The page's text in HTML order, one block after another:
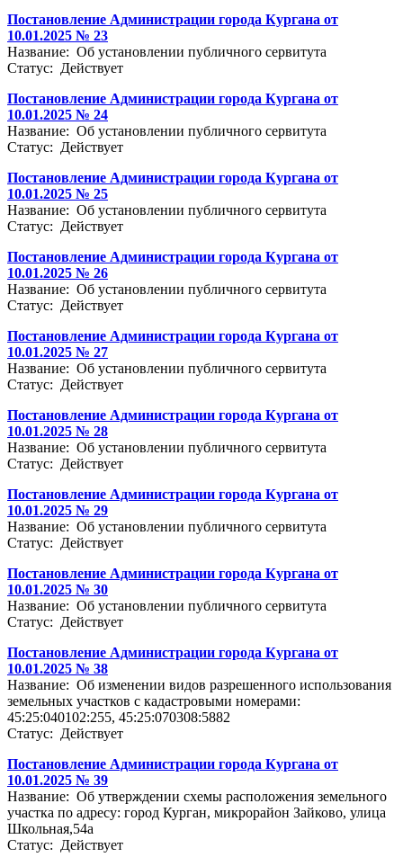
Постановление Администрации города Кургана от
10.01.2025 № 23
Название: Об установлении публичного сервитута
Статус: Действует
Постановление Администрации города Кургана от
10.01.2025 № 24
Название: Об установлении публичного сервитута
Статус: Действует
Постановление Администрации города Кургана от
10.01.2025 № 25
Название: Об установлении публичного сервитута
Статус: Действует
Постановление Администрации города Кургана от
10.01.2025 № 26
Название: Об установлении публичного сервитута
Статус: Действует
Постановление Администрации города Кургана от
10.01.2025 № 27
Название: Об установлении публичного сервитута
Статус: Действует
Постановление Администрации города Кургана от
10.01.2025 № 28
Название: Об установлении публичного сервитута
Статус: Действует
Постановление Администрации города Кургана от
10.01.2025 № 29
Название: Об установлении публичного сервитута
Статус: Действует
Постановление Администрации города Кургана от
10.01.2025 № 30
Название: Об установлении публичного сервитута
Статус: Действует
Постановление Администрации города Кургана от
10.01.2025 № 38
Название: Об изменении видов разрешенного использования
земельных участков с кадастровыми номерами:
45:25:040102:255, 45:25:070308:5882
Статус: Действует
Постановление Администрации города Кургана от
10.01.2025 № 39
Название: Об утверждении схемы расположения земельного
участка по адресу: город Курган, микрорайон Зайково, улица
Школьная,54а
Статус: Действует